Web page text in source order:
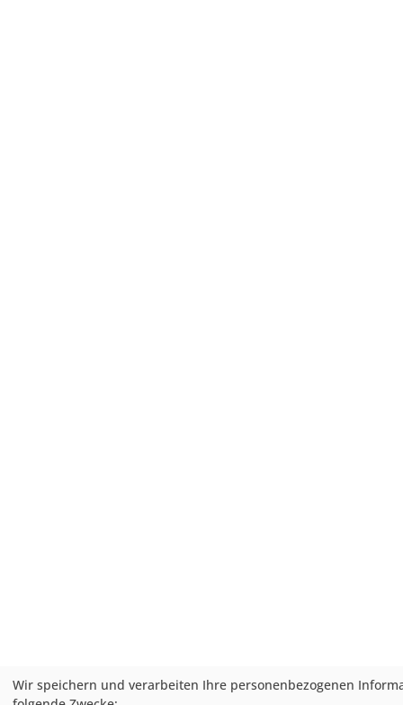
Wir speichern und verarbeiten Ihre personenbezogenen